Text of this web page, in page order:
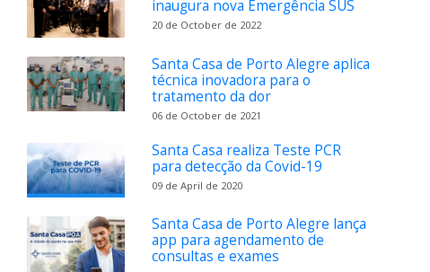
inaugura nova Emergência SUS
20 de October de 2022
Santa Casa de Porto Alegre aplica
técnica inovadora para o
tratamento da dor
06 de October de 2021
Santa Casa realiza Teste PCR
para detecção da Covid-19
09 de April de 2020
Santa Casa de Porto Alegre lança
app para agendamento de
consultas e exames